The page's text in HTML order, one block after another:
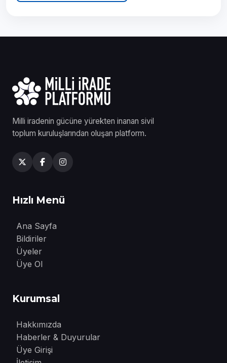
Milli iradenin gücüne yürekten inanan sivil
toplum kuruluşlarından oluşan platform.
Hızlı Menü
Ana Sayfa
Bildiriler
Üyeler
Üye Ol
Kurumsal
Hakkımızda
Haberler & Duyurular
Üye Girişi